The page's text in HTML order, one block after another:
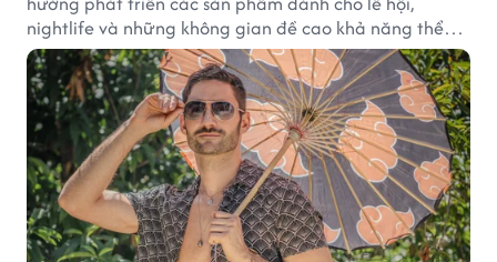
nightlife và những không gian đề cao khả năng thể
hiện bản thân. Trong quá trình xây dựng thương hiệu,
quạt cầm tay trở thành dòng sản phẩm tạo được
thành công ban đầu, giúp FabulousMe từng bước mở
rộng mức độ hiện diện trên thị trường.